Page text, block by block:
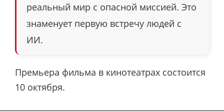
реальный мир с опасной миссией. Это
знаменует первую встречу людей с
ИИ.
Премьера фильма в кинотеатрах состоится
10 октября.